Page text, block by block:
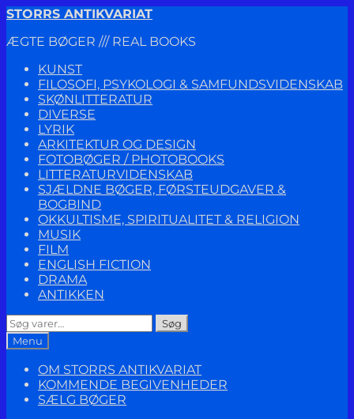
Spring
navigation
Spring
indhold
STORRS ANTIKVARIAT
ÆGTE BØGER /// REAL BOOKS
KUNST
FILOSOFI, PSYKOLOGI & SAMFUNDSVIDENSKAB
SKØNLITTERATUR
DIVERSE
LYRIK
ARKITEKTUR OG DESIGN
FOTOBØGER / PHOTOBOOKS
LITTERATURVIDENSKAB
SJÆLDNE BØGER, FØRSTEUDGAVER &
BOGBIND
OKKULTISME, SPIRITUALITET & RELIGION
MUSIK
FILM
ENGLISH FICTION
DRAMA
ANTIKKEN
Søg
efter:
Søg
Menu
OM STORRS ANTIKVARIAT
KOMMENDE BEGIVENHEDER
SÆLG BØGER